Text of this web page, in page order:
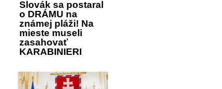
Slovák sa postaral
o DRÁMU na
známej pláži! Na
mieste museli
zasahovať
KARABINIERI